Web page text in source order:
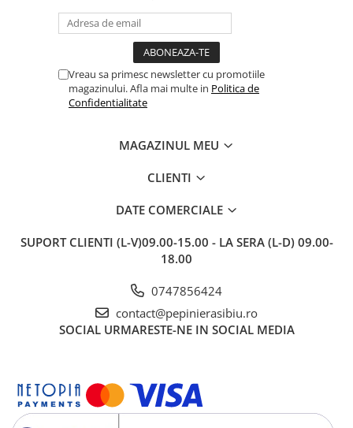
Vreau sa primesc newsletter cu promotiile
magazinului. Afla mai multe in Politica de
Confidentialitate
MAGAZINUL MEU
CLIENTI
DATE COMERCIALE
SUPORT CLIENTI (L-V)09.00-15.00 - LA SERA (L-D) 09.00-
18.00
0747856424
contact@pepinierasibiu.ro
SOCIAL URMARESTE-NE IN SOCIAL MEDIA